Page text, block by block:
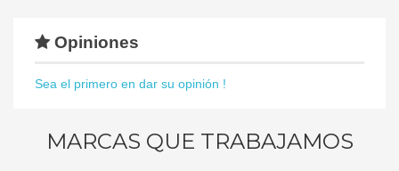
Opiniones
Sea el primero en dar su opinión !
MARCAS QUE TRABAJAMOS